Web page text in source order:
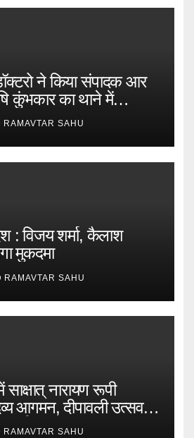
ने किया संपादक आर
कुंभकार का थाने में
RAMAVTAR SAHU
: विजय शर्मा, कैलाश
मुकदमा
RAMAVTAR SAHU
नारायण रूपी
आगमन, दीपावली उत्सव में
RAMAVTAR SAHU